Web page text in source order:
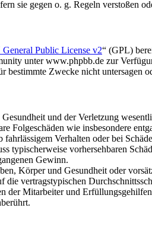
sie gegen o. g. Regeln verstoßen
Public License v2“ (GPL)
unter www.phpbb.de zur
Zwecke nicht untersagen
und der Verletzung
Folgeschäden wie insbesondere
Verhalten oder bei
typischerweise vorhersehbaren
Gewinn.
Körper und Gesundheit oder
vertragstypischen
der Mitarbeiter und